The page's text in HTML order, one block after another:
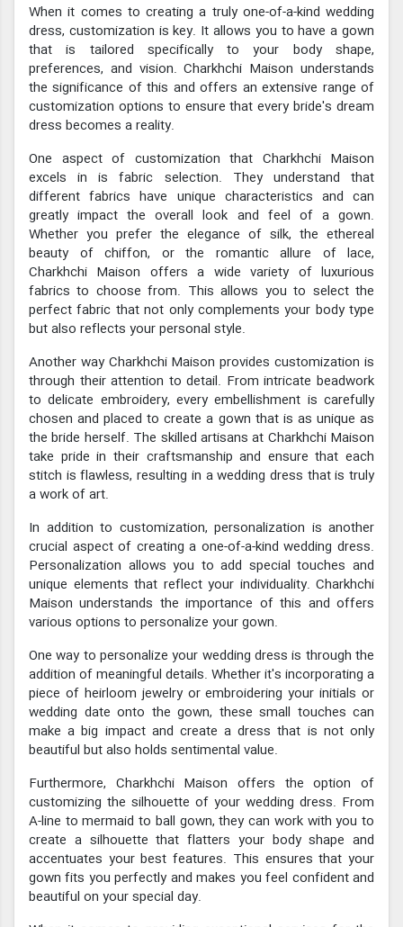
When it comes to creating a truly one-of-a-kind wedding
dress, customization is key. It allows you to have a gown
that is tailored specifically to your body shape,
preferences, and vision. Charkhchi Maison understands
the significance of this and offers an extensive range of
customization options to ensure that every bride's dream
dress becomes a reality.
One aspect of customization that Charkhchi Maison
excels in is fabric selection. They understand that
different fabrics have unique characteristics and can
greatly impact the overall look and feel of a gown.
Whether you prefer the elegance of silk, the ethereal
beauty of chiffon, or the romantic allure of lace,
Charkhchi Maison offers a wide variety of luxurious
fabrics to choose from. This allows you to select the
perfect fabric that not only complements your body type
but also reflects your personal style.
Another way Charkhchi Maison provides customization is
through their attention to detail. From intricate beadwork
to delicate embroidery, every embellishment is carefully
chosen and placed to create a gown that is as unique as
the bride herself. The skilled artisans at Charkhchi Maison
take pride in their craftsmanship and ensure that each
stitch is flawless, resulting in a wedding dress that is truly
a work of art.
In addition to customization, personalization is another
crucial aspect of creating a one-of-a-kind wedding dress.
Personalization allows you to add special touches and
unique elements that reflect your individuality. Charkhchi
Maison understands the importance of this and offers
various options to personalize your gown.
One way to personalize your wedding dress is through the
addition of meaningful details. Whether it's incorporating a
piece of heirloom jewelry or embroidering your initials or
wedding date onto the gown, these small touches can
make a big impact and create a dress that is not only
beautiful but also holds sentimental value.
Furthermore, Charkhchi Maison offers the option of
customizing the silhouette of your wedding dress. From
A-line to mermaid to ball gown, they can work with you to
create a silhouette that flatters your body shape and
accentuates your best features. This ensures that your
gown fits you perfectly and makes you feel confident and
beautiful on your special day.